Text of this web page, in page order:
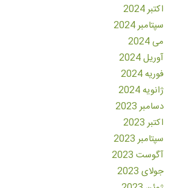
اکتبر 2024
سپتامبر 2024
می 2024
آوریل 2024
فوریه 2024
ژانویه 2024
دسامبر 2023
اکتبر 2023
سپتامبر 2023
آگوست 2023
جولای 2023